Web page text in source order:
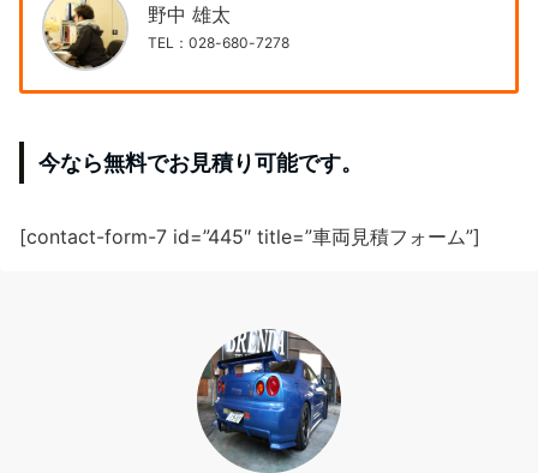
野中 雄太
TEL：028-680-7278
今なら無料でお見積り可能です。
[contact-form-7 id=”445″ title=”車両見積フォーム”]